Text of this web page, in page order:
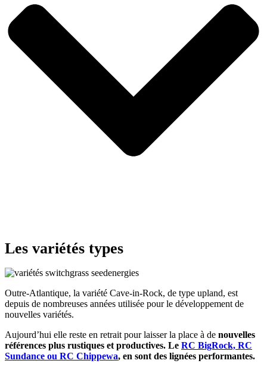
Les variétés types
Outre-Atlantique, la variété Cave-in-Rock, de type upland, est
depuis de nombreuses années utilisée pour le développement de
nouvelles variétés.
Aujourd’hui elle reste en retrait pour laisser la place à de nouvelles
références plus rustiques et productives. Le RC BigRock, RC
Sundance ou RC Chippewa, en sont des lignées performantes.